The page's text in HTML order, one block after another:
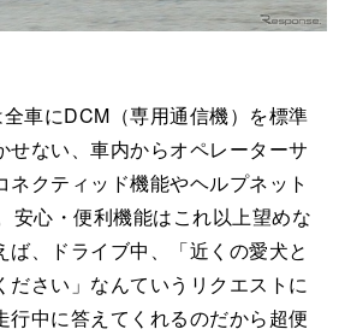
車にDCM（専用通信機）を標準
せない、車内からオペレーターサ
ネクティッド機能やヘルプネット
安心・便利機能はこれ以上望めな
ば、ドライブ中、「近くの愛犬と
ださい」なんていうリクエストに
行中に答えてくれるのだから超便